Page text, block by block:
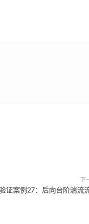
下
证案例27：后向台阶湍流